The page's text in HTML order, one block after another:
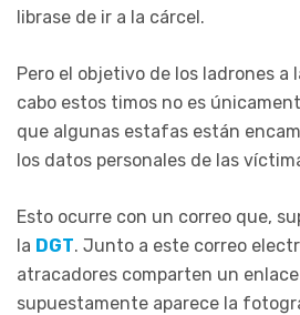
librase de ir a la cárcel.
Pero el objetivo de los ladrones a
cabo estos timos no es
que algunas estafas están
los datos personales de las
Esto ocurre con un correo que,
la DGT. Junto a este correo
atracadores comparten un
supuestamente aparece la